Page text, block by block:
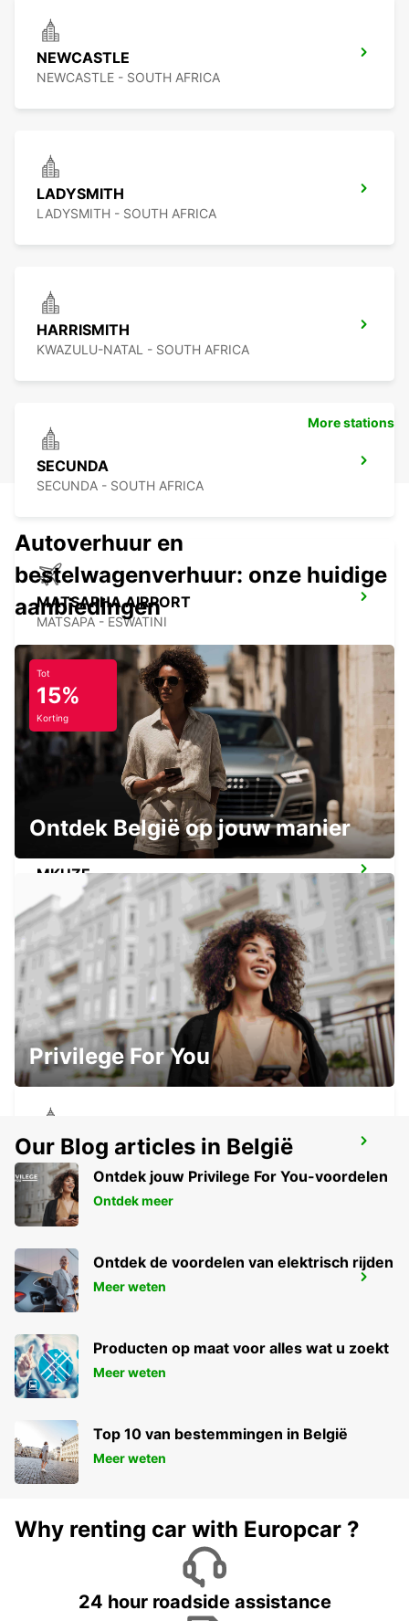
NEWCASTLE
NEWCASTLE - SOUTH AFRICA
LADYSMITH
LADYSMITH - SOUTH AFRICA
HARRISMITH
KWAZULU-NATAL - SOUTH AFRICA
SECUNDA
SECUNDA - SOUTH AFRICA
MATSAPHA AIRPORT
MATSAPA - ESWATINI
MBABANE DOWNTOWN
MBABANE - ESWATINI
MKUZE
KWAZULU NATAL - SOUTH AFRICA
PIETERMARITZBURG AIRPORT
PIETERMARITZBURG - SOUTH AFRICA
WITBANK
WITBANK - SOUTH AFRICA
DURBAN AIRPORT
DURBAN - SOUTH AFRICA
More stations
Autoverhuur en
bestelwagenverhuur: onze huidige
aanbiedingen
Tot
15%
Korting
Ontdek België op jouw manier
Privilege For You
Our Blog articles in België
Ontdek jouw Privilege For You-voordelen
Ontdek meer
Ontdek de voordelen van elektrisch rijden
Meer weten
Producten op maat voor alles wat u zoekt
Meer weten
Top 10 van bestemmingen in België
Meer weten
Why renting car with Europcar ?
24 hour roadside assistance